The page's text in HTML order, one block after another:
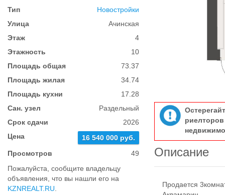
Тип
Новостройки
Улица
Ачинская
Этаж
4
Этажность
10
Площадь общая
73.37
Площадь жилая
34.74
Площадь кухни
17.28
Сан. узел
Раздельный
Срок сдачи
2026
Цена
16 540 000 руб.
Просмотров
49
Пожалуйста, сообщите владельцу
объявления, что вы нашли его на
KZNREALT.RU
Описание
Продается